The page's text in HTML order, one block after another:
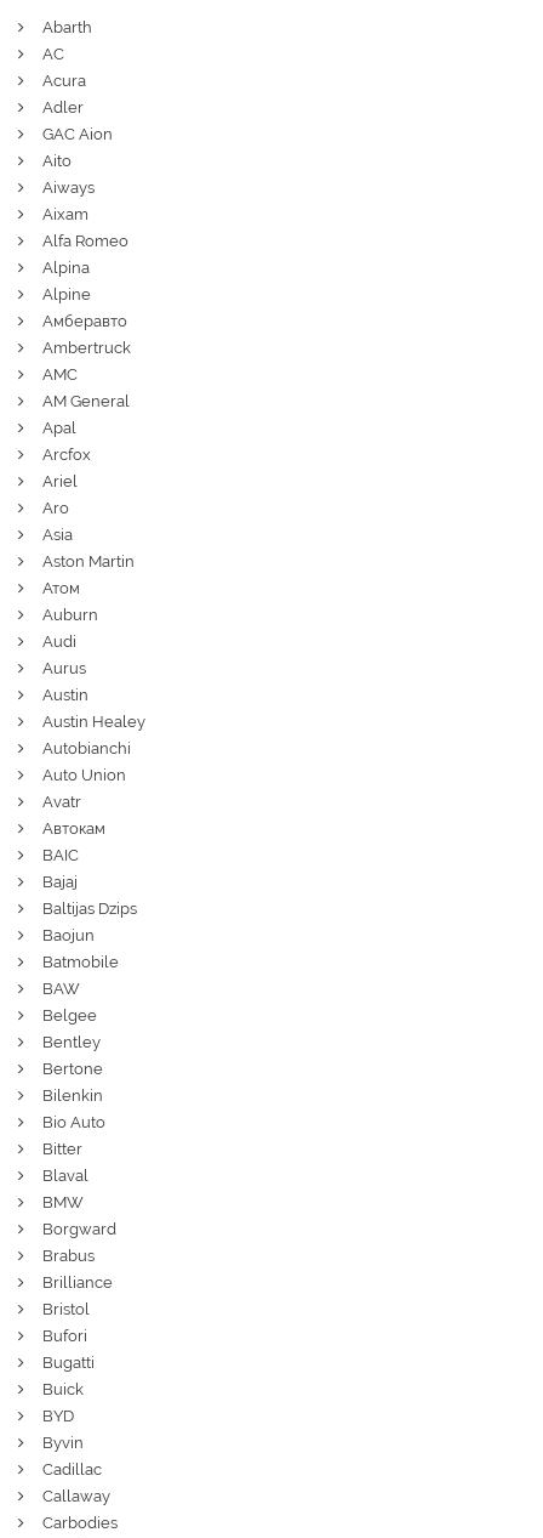
Abarth
AC
Acura
Adler
GAC Aion
Aito
Aiways
Aixam
Alfa Romeo
Alpina
Alpine
Амберавто
Ambertruck
AMC
AM General
Apal
Arcfox
Ariel
Aro
Asia
Aston Martin
Атом
Auburn
Audi
Aurus
Austin
Austin Healey
Autobianchi
Auto Union
Avatr
Автокам
BAIC
Bajaj
Baltijas Dzips
Baojun
Batmobile
BAW
Belgee
Bentley
Bertone
Bilenkin
Bio Auto
Bitter
Blaval
BMW
Borgward
Brabus
Brilliance
Bristol
Bufori
Bugatti
Buick
BYD
Byvin
Cadillac
Callaway
Carbodies